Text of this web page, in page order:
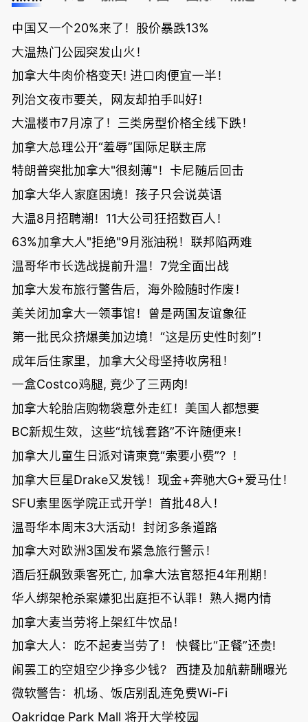
中国又一个20%来了！股价暴跌13%
大温热门公园突发山火！
加拿大牛肉价格变天! 进口肉便宜一半！
列治文夜市要关，网友却拍手叫好！
大温楼市7月凉了！三类房型价格全线下跌！
加拿大总理公开“羞辱”国际足联主席
特朗普突批加拿大"很刻薄"！卡尼随后回击
加拿大华人家庭困境！孩子只会说英语
大温8月招聘潮！11大公司狂招数百人！
63%加拿大人"拒绝"9月涨油税！联邦陷两难
温哥华市长选战提前升温！7党全面出战
加拿大发布旅行警告后，海外险随时作废！
美关闭加拿大一领事馆！曾是两国友谊象征
第一批民众挤爆美加边境！“这是历史性时刻”！
成年后住家里，加拿大父母坚持收房租！
一盒Costco鸡腿, 竟少了三两肉!
加拿大轮胎店购物袋意外走红！美国人都想要
BC新规生效，这些“坑钱套路”不许随便来！
加拿大儿童生日派对请柬竟“索要小费”？！
加拿大巨星Drake又发钱！现金+奔驰大G+爱马仕！
SFU素里医学院正式开学！首批48人！
温哥华本周末3大活动！封闭多条道路
加拿大对欧洲3国发布紧急旅行警示！
酒后狂飙致乘客死亡, 加拿大法官怒拒4年刑期！
华人绑架枪杀案嫌犯出庭拒不认罪！熟人揭内情
加拿大麦当劳将上架红牛饮品！
加拿大人：吃不起麦当劳了！ 快餐比“正餐”还贵!
闹罢工的空姐空少挣多少钱？ 西捷及加航薪酬曝光
微软警告：机场、饭店别乱连免费Wi-Fi
Oakridge Park Mall 将开大学校园